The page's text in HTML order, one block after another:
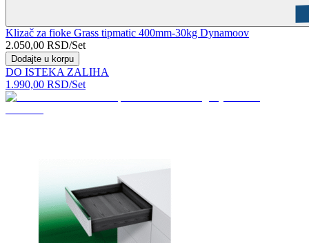
Klizač za fioke Grass tipmatic 400mm-30kg Dynamoov
2.050,00 RSD/Set
Dodajte u korpu
DO ISTEKA ZALIHA
1.990,00 RSD/Set